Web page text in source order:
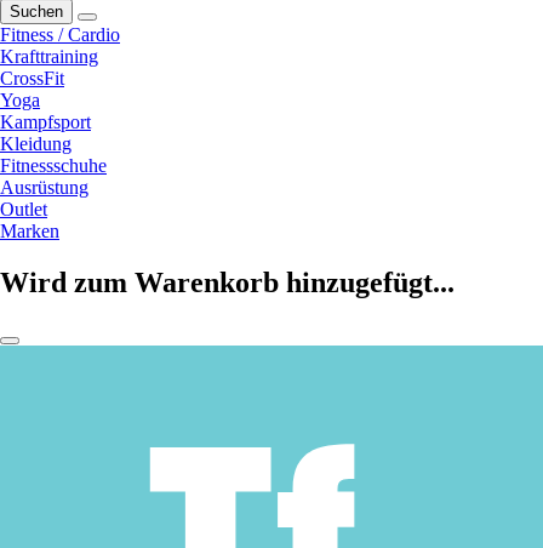
Suchen
Fitness / Cardio
Krafttraining
CrossFit
Yoga
Kampfsport
Kleidung
Fitnessschuhe
Ausrüstung
Outlet
Marken
Wird zum Warenkorb hinzugefügt...